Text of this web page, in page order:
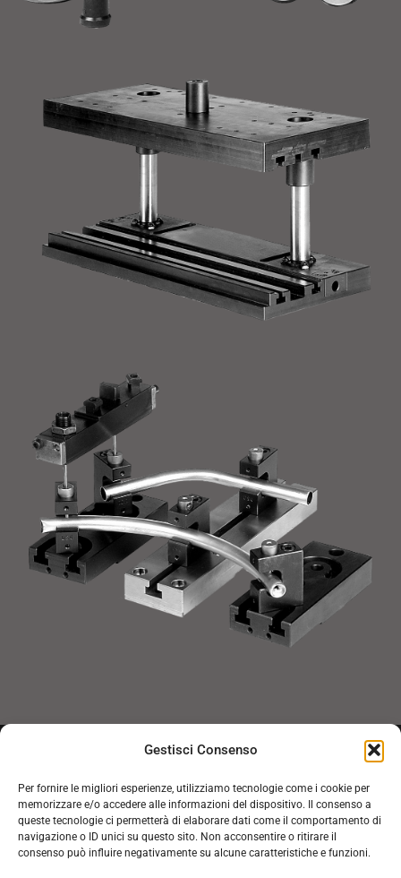
Gestisci Consenso
Per fornire le migliori esperienze, utilizziamo tecnologie come i cookie per
memorizzare e/o accedere alle informazioni del dispositivo. Il consenso a
queste tecnologie ci permetterà di elaborare dati come il comportamento di
navigazione o ID unici su questo sito. Non acconsentire o ritirare il
consenso può influire negativamente su alcune caratteristiche e funzioni.
Inviaci la tua richiesta tecnica. Un
nostro esperto ti contatterà a breve.
CLICCA QUI